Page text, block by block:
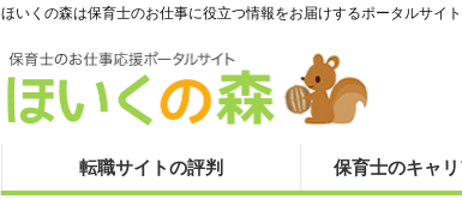
ほいくの森は保育士のお仕事に役立つ情報をお届けするポータルサイト
転職サイトの評判 保育士のキャ